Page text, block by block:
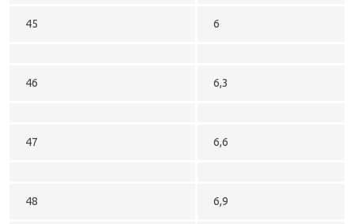
45 6
46 6,3
47 6,6
48 6,9